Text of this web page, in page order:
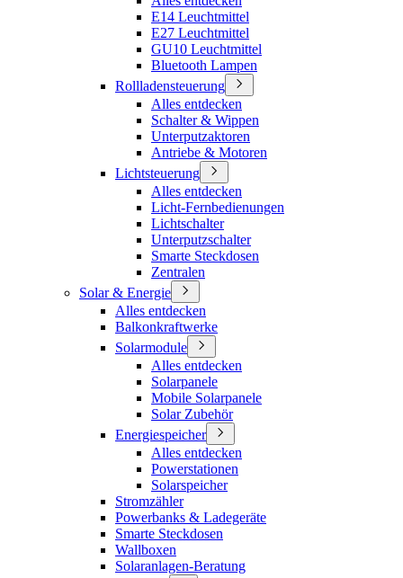
E14 Leuchtmittel
E27 Leuchtmittel
GU10 Leuchtmittel
Bluetooth Lampen
Rollladensteuerung
Alles entdecken
Schalter & Wippen
Unterputzaktoren
Antriebe & Motoren
Lichtsteuerung
Alles entdecken
Licht-Fernbedienungen
Lichtschalter
Unterputzschalter
Smarte Steckdosen
Zentralen
Solar & Energie
Alles entdecken
Balkonkraftwerke
Solarmodule
Alles entdecken
Solarpanele
Mobile Solarpanele
Solar Zubehör
Energiespeicher
Alles entdecken
Powerstationen
Solarspeicher
Stromzähler
Powerbanks & Ladegeräte
Smarte Steckdosen
Wallboxen
Solaranlagen-Beratung